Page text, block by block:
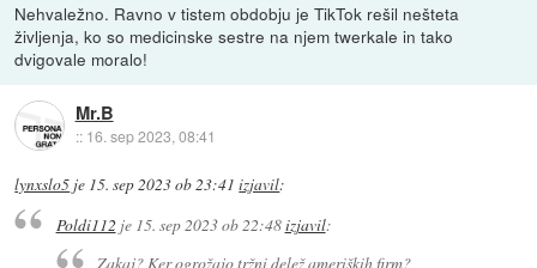
Nehvaležno. Ravno v tistem obdobju je TikTok rešil nešteta
življenja, ko so medicinske sestre na njem twerkale in tako
dvigovale moralo!
Mr.B
:: 16. sep 2023, 08:41
lynxslo5 je 15. sep 2023 ob 23:41 izjavil:
Poldi112je 15. sep 2023 ob 22:48izjavil:
Zakaj? Ker ogrožajo tržni delež ameriških firm?